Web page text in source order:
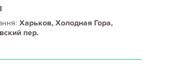
Харьков, Холодная Гора,
пер.